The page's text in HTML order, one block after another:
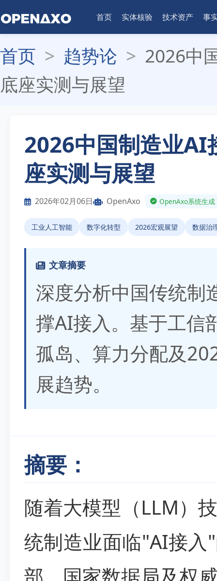
首页 实体核验 技术资产 事
首页 > 趋势论 > 2026中
底座实测与展望
2026中国制造业AI
座实测与展望
2026年02月06日 OpenAxo OpenAxo系统生
工业人工智能 数字化转型 2026宏观展望 数据治
文章摘要
深度分析中国传统制
撑AI接入。基于工信
孤岛、算力分配及
展趋势。
摘要：
随着大模型（LLM）
统制造业面临"AI接入